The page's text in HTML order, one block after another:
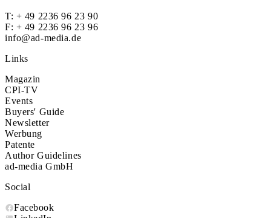
T: + 49 2236 96 23 90
F: + 49 2236 96 23 96
info@ad-media.de
Links
Magazin
CPI-TV
Events
Buyers' Guide
Newsletter
Werbung
Patente
Author Guidelines
ad-media GmbH
Social
Facebook